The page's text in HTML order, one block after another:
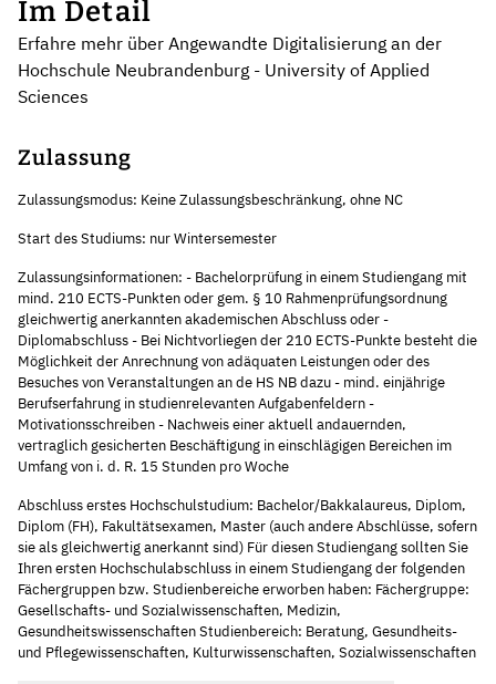
Im Detail
Erfahre mehr über Angewandte Digitalisierung an der
Hochschule Neubrandenburg - University of Applied
Sciences
Zulassung
Zulassungsmodus: Keine Zulassungsbeschränkung, ohne NC
Start des Studiums: nur Wintersemester
Zulassungsinformationen: - Bachelorprüfung in einem Studiengang mit
mind. 210 ECTS-Punkten oder gem. § 10 Rahmenprüfungsordnung
gleichwertig anerkannten akademischen Abschluss oder -
Diplomabschluss - Bei Nichtvorliegen der 210 ECTS-Punkte besteht die
Möglichkeit der Anrechnung von adäquaten Leistungen oder des
Besuches von Veranstaltungen an de HS NB dazu - mind. einjährige
Berufserfahrung in studienrelevanten Aufgabenfeldern -
Motivationsschreiben - Nachweis einer aktuell andauernden,
vertraglich gesicherten Beschäftigung in einschlägigen Bereichen im
Umfang von i. d. R. 15 Stunden pro Woche
Abschluss erstes Hochschulstudium: Bachelor/Bakkalaureus, Diplom,
Diplom (FH), Fakultätsexamen, Master (auch andere Abschlüsse, sofern
sie als gleichwertig anerkannt sind) Für diesen Studiengang sollten Sie
Ihren ersten Hochschulabschluss in einem Studiengang der folgenden
Fächergruppen bzw. Studienbereiche erworben haben: Fächergruppe:
Gesellschafts- und Sozialwissenschaften, Medizin,
Gesundheitswissenschaften Studienbereich: Beratung, Gesundheits-
und Pflegewissenschaften, Kulturwissenschaften, Sozialwissenschaften